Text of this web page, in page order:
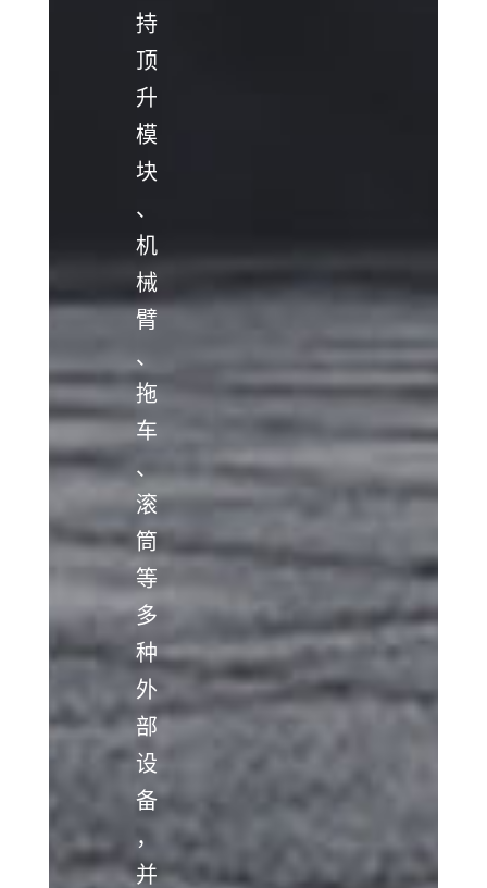
持
顶
升
模
块
、
机
械
臂
、
拖
车
、
滚
筒
等
多
种
外
部
设
备
，
并